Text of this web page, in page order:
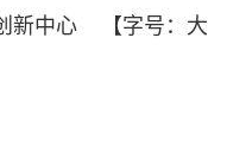
新中心
【字号： 大